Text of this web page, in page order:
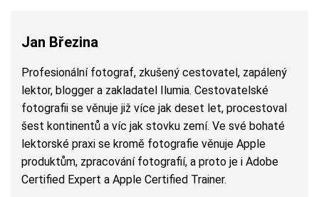
Jan Březina
Profesionální fotograf, zkušený cestovatel, zapálený
lektor, blogger a zakladatel Ilumia. Cestovatelské
fotografii se věnuje již více jak deset let, procestoval
šest kontinentů a víc jak stovku zemí. Ve své bohaté
lektorské praxi se kromě fotografie věnuje Apple
produktům, zpracování fotografií, a proto je i Adobe
Certified Expert a Apple Certified Trainer.